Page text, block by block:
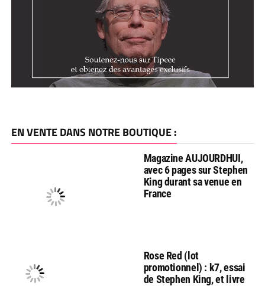
EN VENTE DANS NOTRE BOUTIQUE :
Magazine AUJOURDHUI,
avec 6 pages sur Stephen
King durant sa venue en
France
Rose Red (lot
promotionnel) : k7, essai
de Stephen King, et livre